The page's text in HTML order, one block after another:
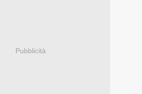
Pubblicità